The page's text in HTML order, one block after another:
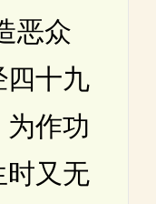
恶众
四十九
为作功
时又无